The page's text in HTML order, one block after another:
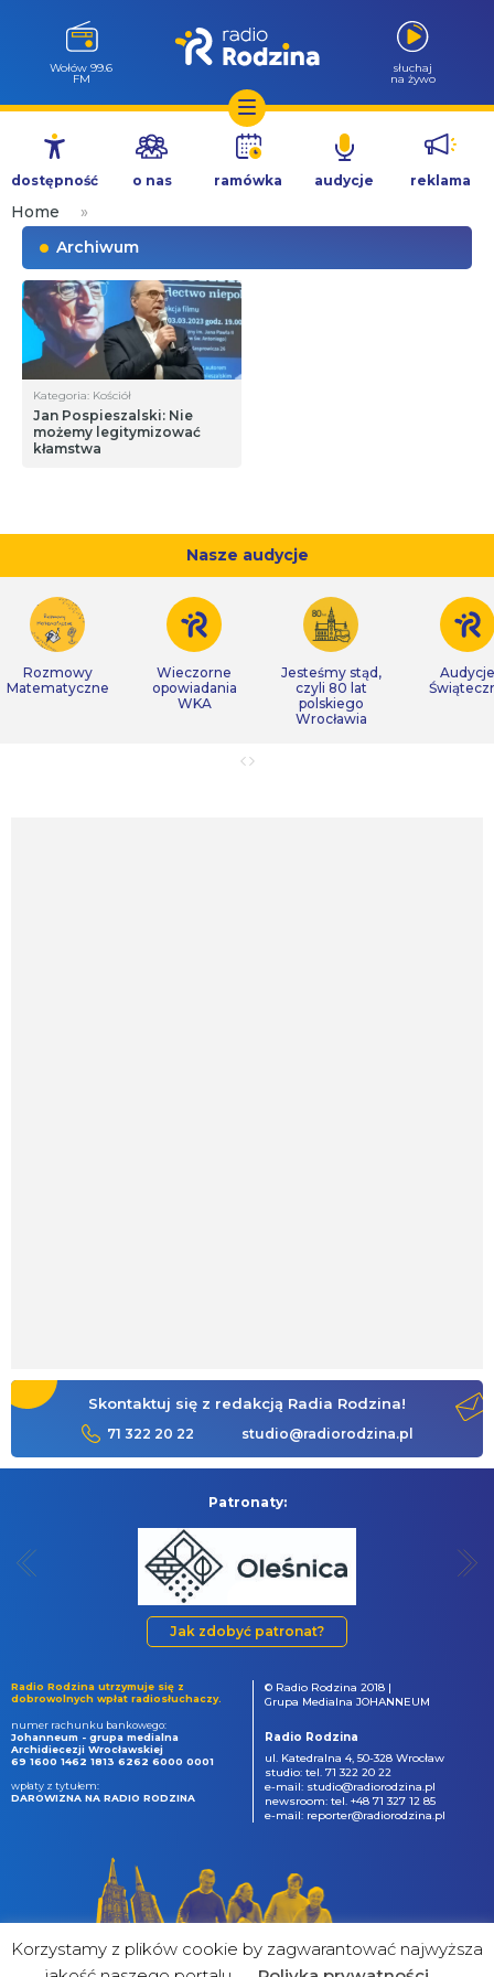
Przejdź
treści
Wołów 99.6
FM
słuchaj
na żywo
dostępność o nas ramówka audycje reklama
Home
»
Archiwum
Kategoria: Kościół
Jan Pospieszalski: Nie
możemy legitymizować
kłamstwa
Nasze audycje
Rozmowy
Matematyczne
Wieczorne
opowiadania
WKA
Jesteśmy stąd,
czyli 80 lat
polskiego
Wrocławia
Audycje
Skontaktuj się z redakcją Radia Rodzina!
71 322 20 22 studio@radiorodzina.pl
Patronaty:
Jak zdobyć patronat?
Radio Rodzina utrzymuje się z
dobrowolnych wpłat radiosłuchaczy.
numer rachunku bankowego:
Johanneum - grupa medialna
Archidiecezji Wrocławskiej
69 1600 1462 1813 6262 6000 0001
wpłaty z tytułem:
DAROWIZNA NA RADIO RODZINA
© Radio Rodzina 2018 |
Grupa Medialna JOHANNEUM
Radio Rodzina
ul. Katedralna 4, 50-328 Wrocław
studio: tel. 71 322 20 22
e-mail: studio@radiorodzina.pl
newsroom: tel. +48 71 327 12 85
e-mail: reporter@radiorodzina.pl
Korzystamy z plików cookie by zagwarantować najwyższa